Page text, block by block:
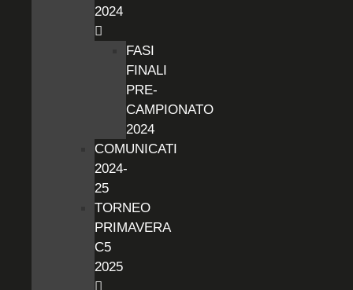
2024
FASI
FINALI
PRE-
CAMPIONATO
2024
COMUNICATI
2024-
25
TORNEO
PRIMAVERA
C5
2025